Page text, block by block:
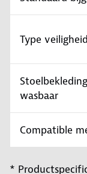
Type
wasbaar
Compatible
*